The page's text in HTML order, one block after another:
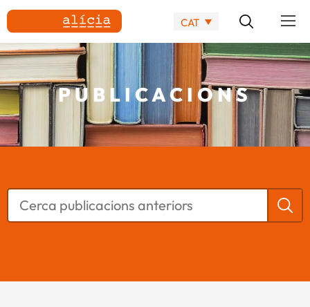
CAT
PUBLICACIONS